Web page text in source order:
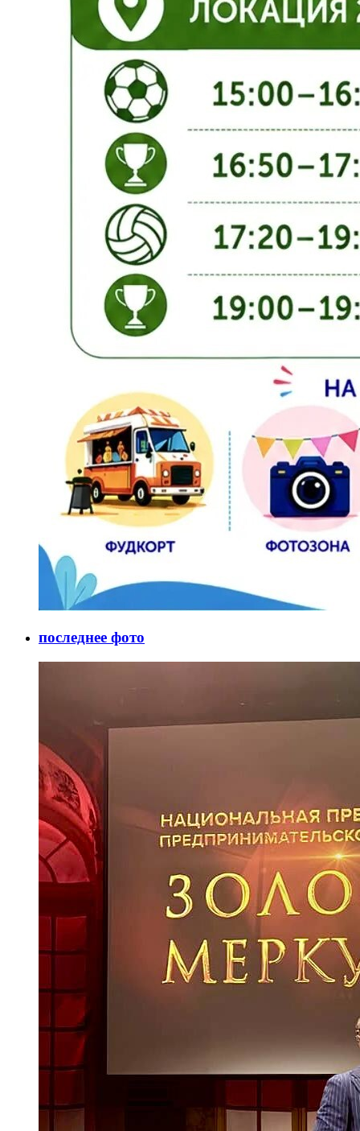
последнее фото